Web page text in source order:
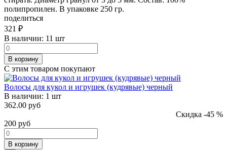
полипропилен. В упаковке 250 гр.
поделиться
321 ₽
В наличии: 11 шт
В корзину
С этим товаром покупают
Волосы для кукол и игрушек (кудрявые) черный
В наличии: 1 шт
362.00 руб
Скидка -45 %
200 руб
В корзину